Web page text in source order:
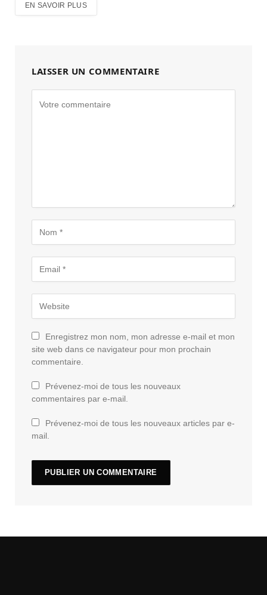
EN SAVOIR PLUS
LAISSER UN COMMENTAIRE
Enregistrez mon nom, mon adresse e-mail et mon
site web dans ce navigateur pour mon prochain
commentaire.
Prévenez-moi de tous les nouveaux
commentaires par e-mail.
Prévenez-moi de tous les nouveaux articles par e-
mail.